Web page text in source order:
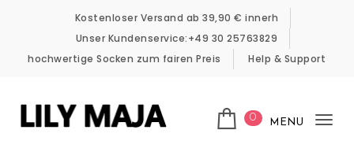
Kostenloser Versand ab 39,90 € innerh
Unser Kundenservice:+49 30 25763829
hochwertige Socken zum fairen Preis
Help & Support
0 MENU